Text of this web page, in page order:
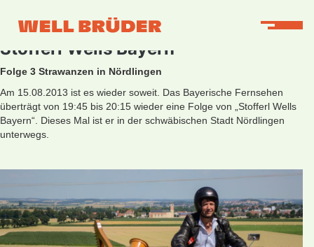
Stofferl Wells Bayern
Folge 3 Strawanzen in Nördlingen
Am 15.08.2013 ist es wieder soweit. Das Bayerische Fernsehen
überträgt von 19:45 bis 20:15 wieder eine Folge von „Stofferl Wells
Bayern“. Dieses Mal ist er in der schwäbischen Stadt Nördlingen
unterwegs.